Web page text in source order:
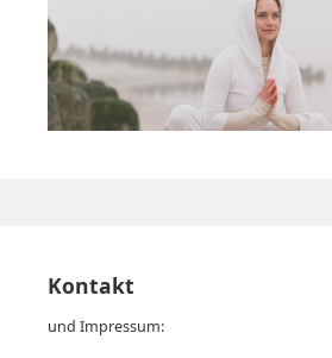
Kontakt
und Impressum: